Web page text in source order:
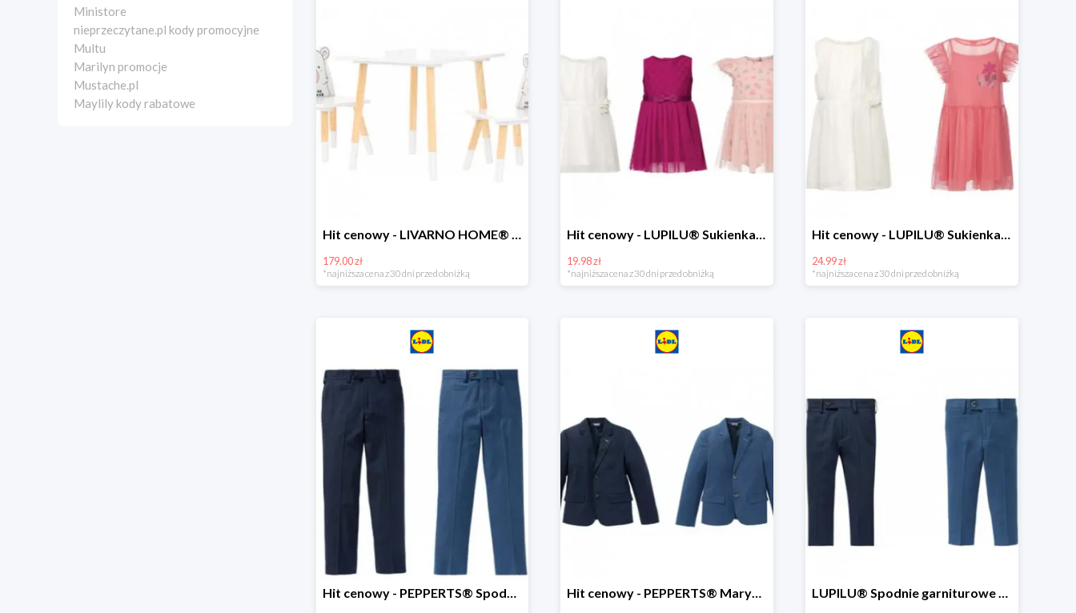
Ministore
nieprzeczytane.pl kody promocyjne
Multu
Marilyn promocje
Mustache.pl
Maylily kody rabatowe
Hit cenowy - LIVARNO HOME® Stolik i 2 krzesełka dla dzieci
179.00 zł
*najniższa cena z 30 dni przed obniżką
Hit cenowy - LUPILU® Sukienka niemowlęca
19.98 zł
*najniższa cena z 30 dni przed obniżką
Hit cenowy - LUPILU® Sukienka dziewczęca
24.99 zł
*najniższa cena z 30 dni przed obniżką
Hit cenowy - PEPPERTS® Spodnie garniturowe młodzieżowe Hit cenowy - PEPPERTS® Marynarka młodzieżowa LUPILU® Spodnie garniturowe chłopięce